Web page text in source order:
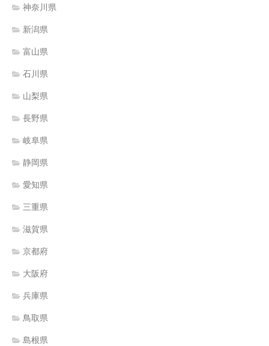
神奈川県
新潟県
富山県
石川県
山梨県
長野県
岐阜県
静岡県
愛知県
三重県
滋賀県
京都府
大阪府
兵庫県
鳥取県
島根県